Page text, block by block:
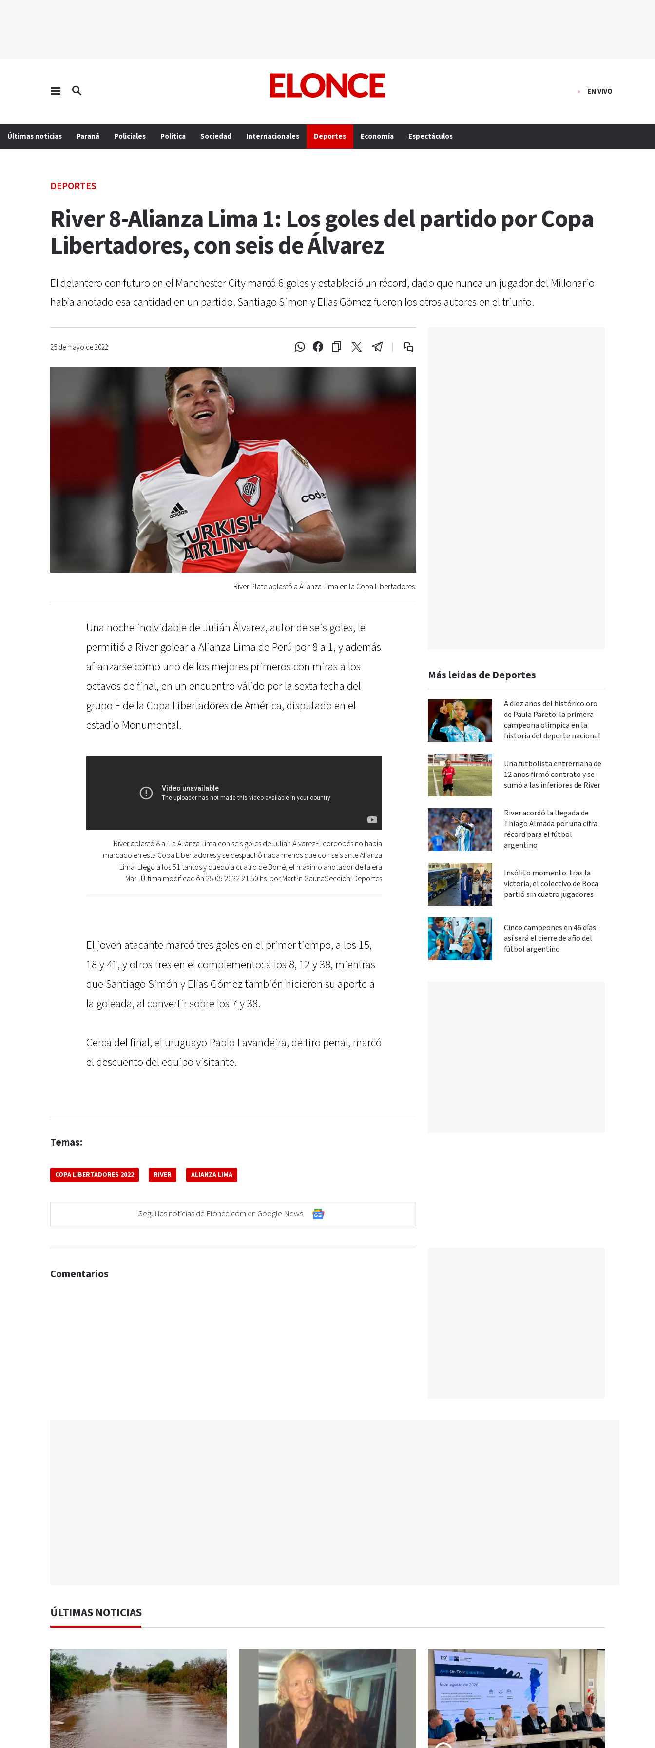
EN VIVO
Últimas noticias Paraná Policiales Política Sociedad Internacionales Deportes Economía Espectáculos
DEPORTES
River 8-Alianza Lima 1: Los goles del partido por Copa
Libertadores, con seis de Álvarez
El delantero con futuro en el Manchester City marcó 6 goles y estableció un récord, dado que nunca un jugador del Millonario
había anotado esa cantidad en un partido. Santiago Simon y Elías Gómez fueron los otros autores en el triunfo.
25 de mayo de 2022
River Plate aplastó a Alianza Lima en la Copa Libertadores.
Una noche inolvidable de Julián Álvarez, autor de seis goles, le
permitió a River golear a Alianza Lima de Perú por 8 a 1, y además
afianzarse como uno de los mejores primeros con miras a los
octavos de final, en un encuentro válido por la sexta fecha del
grupo F de la Copa Libertadores de América, disputado en el
estadio Monumental.
River aplastó 8 a 1 a Alianza Lima con seis goles de Julián ÁlvarezEl cordobés no había
marcado en esta Copa Libertadores y se despachó nada menos que con seis ante Alianza
Lima. Llegó a los 51 tantos y quedó a cuatro de Borré, el máximo anotador de la era
Mar...Última modificación:25.05.2022 21:50 hs. por Mart?n GaunaSección: Deportes
El joven atacante marcó tres goles en el primer tiempo, a los 15,
18 y 41, y otros tres en el complemento: a los 8, 12 y 38, mientras
que Santiago Simón y Elías Gómez también hicieron su aporte a
la goleada, al convertir sobre los 7 y 38.
Cerca del final, el uruguayo Pablo Lavandeira, de tiro penal, marcó
el descuento del equipo visitante.
Temas:
COPA LIBERTADORES 2022 RIVER ALIANZA LIMA
Seguí las noticias de Elonce.com en Google News
Más leidas de Deportes
A diez años del histórico oro
de Paula Pareto: la primera
campeona olímpica en la
historia del deporte nacional
Una futbolista entrerriana de
12 años firmó contrato y se
sumó a las inferiores de River
River acordó la llegada de
Thiago Almada por una cifra
récord para el fútbol
argentino
Insólito momento: tras la
victoria, el colectivo de Boca
partió sin cuatro jugadores
Cinco campeones en 46 días:
así será el cierre de año del
fútbol argentino
Comentarios
ÚLTIMAS NOTICIAS